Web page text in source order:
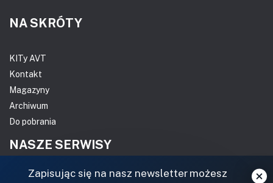
NA SKRÓTY
KITy AVT
Kontakt
Magazyny
Archiwum
Do pobrania
NASZE SERWISY
DOM, OGRÓD I WNĘTRZA
Zapisując się na nasz newsletter możesz